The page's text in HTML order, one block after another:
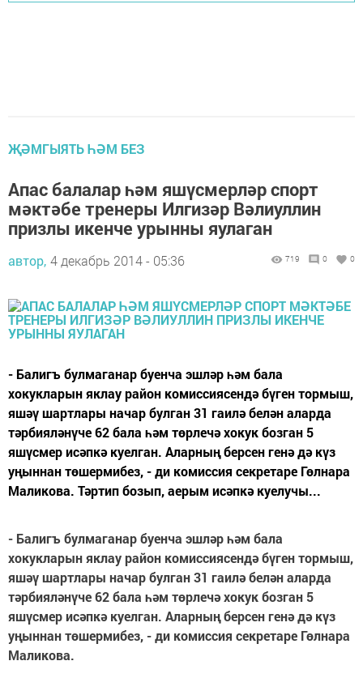
ҖӘМГЫЯТЬ ҺӘМ БЕЗ
Апас балалар һәм яшүсмерләр спорт
мәктәбе тренеры Илгизәр Вәлиуллин
призлы икенче урынны яулаган
автор, 4 декабрь 2014 - 05:36 719 0 0
- Балигъ булмаганар буенча эшләр һәм бала
хокукларын яклау район комиссиясендә бүген тормыш,
яшәү шартлары начар булган 31 гаилә белән аларда
тәрбияләнүче 62 бала һәм төрлечә хокук бозган 5
яшүсмер исәпкә куелган. Аларның берсен генә дә күз
уңыннан төшермибез, - ди комиссия секретаре Гөлнара
Маликова. Тәртип бозып, аерым исәпкә куелучы...
- Балигъ булмаганар буенча эшләр һәм бала
хокукларын яклау район комиссиясендә бүген тормыш,
яшәү шартлары начар булган 31 гаилә белән аларда
тәрбияләнүче 62 бала һәм төрлечә хокук бозган 5
яшүсмер исәпкә куелган. Аларның берсен генә дә күз
уңыннан төшермибез, -ди комиссия секретаре Гөлнара
Маликова.